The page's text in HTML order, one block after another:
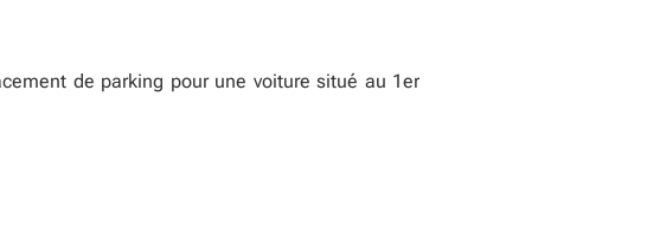
de parking pour une voiture situé au 1er